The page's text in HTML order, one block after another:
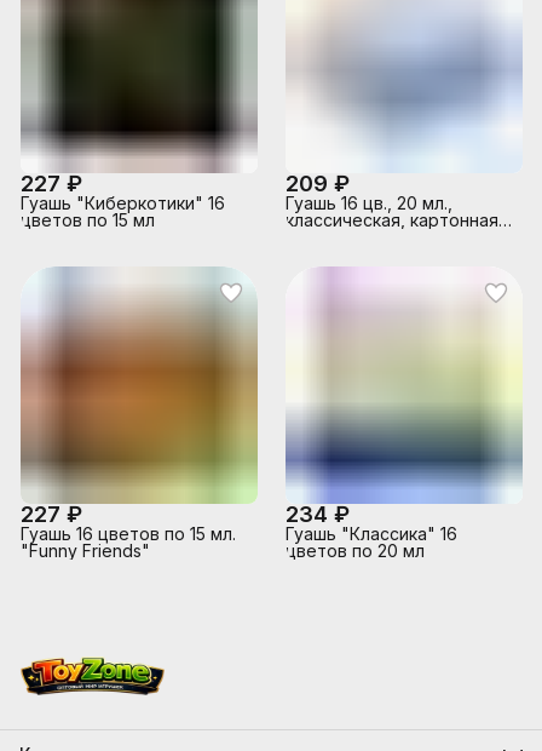
227 ₽
Гуашь "Киберкотики" 16
цветов по 15 мл
209 ₽
Гуашь 16 цв., 20 мл.,
классическая, картонная
227 ₽
Гуашь 16 цветов по 15 мл.
"Funny Friends"
234 ₽
Гуашь "Классика" 16
цветов по 20 мл